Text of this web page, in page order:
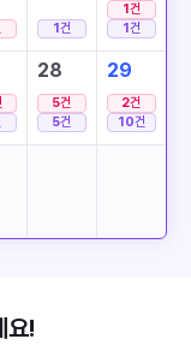
1건
1건
1건
28
5건
5건
29
2건
10건
요!